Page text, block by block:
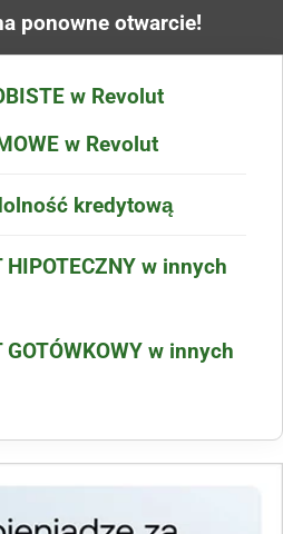
ponowne otwarcie!
w Revolut
w Revolut
kredytową
HIPOTECZNY w innych
w innych